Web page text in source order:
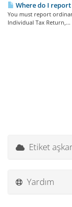
Where do I
You must report
Individual Tax Return,...
Etiket
Yardım